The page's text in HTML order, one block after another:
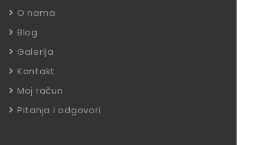
O nama
Blog
Galerija
Kontakt
Moj račun
Pitanja i odgovori